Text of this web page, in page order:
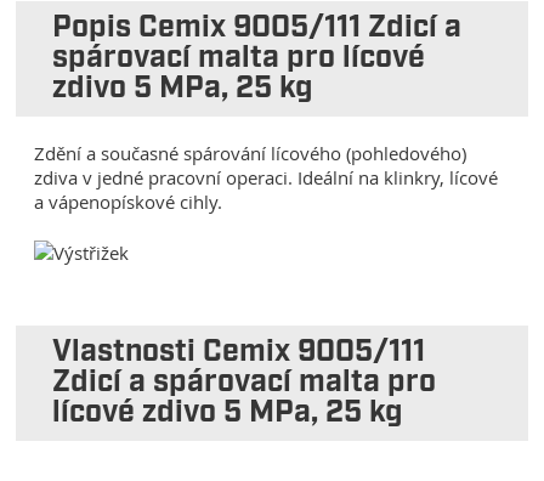
Popis Cemix 9005/111 Zdicí a
spárovací malta pro lícové
zdivo 5 MPa, 25 kg
Zdění a současné spárování lícového (pohledového)
zdiva v jedné pracovní operaci. Ideální na klinkry, lícové
a vápenopískové cihly.
Vlastnosti Cemix 9005/111
Zdicí a spárovací malta pro
lícové zdivo 5 MPa, 25 kg